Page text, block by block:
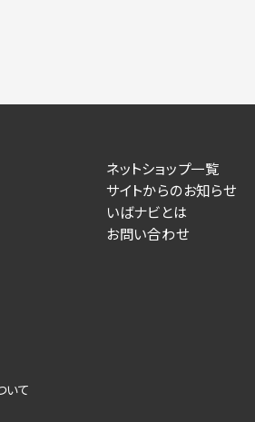
ネットショップ一覧
サイトからのお知らせ
いばナビとは
お問い合わせ
いて